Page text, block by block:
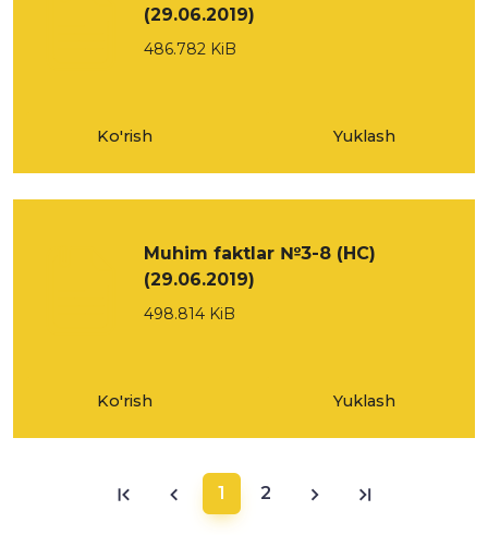
(29.06.2019)
486.782 KiB
Ko'rish Yuklash
Muhim faktlar №3-8 (НС)
(29.06.2019)
498.814 KiB
Ko'rish Yuklash
1 2